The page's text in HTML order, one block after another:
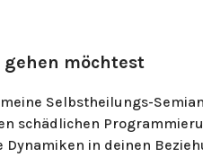
möchtest
Selbstheilungs-
schädlichen
Dynamiken in deinen